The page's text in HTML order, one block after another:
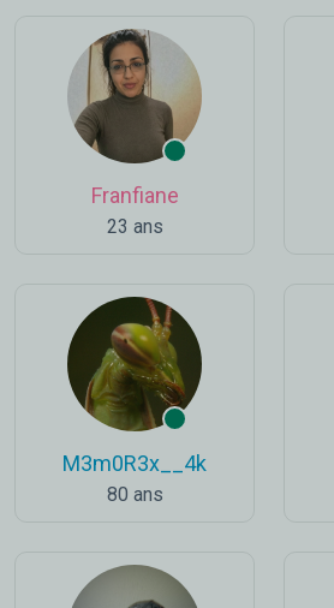
Franfiane
23 ans
M3m0R3x__4k
80 ans